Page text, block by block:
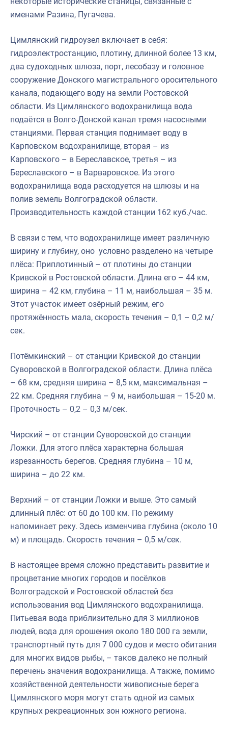
именами Разина, Пугачева.
Цимлянский гидроузел включает в себя:
гидроэлектростанцию, плотину, длинной более 13 км,
два судоходных шлюза, порт, лесобазу и головное
сооружение Донского магистрального оросительного
канала, подающего воду на земли Ростовской
области. Из Цимлянского водохранилища вода
подаётся в Волго-Донской канал тремя насосными
станциями. Первая станция поднимает воду в
Карповском водохранилище, вторая – из
Карповского – в Береславское, третья – из
Береславского – в Варваровское. Из этого
водохранилища вода расходуется на шлюзы и на
полив земель Волгоградской области.
Производительность каждой станции 162 куб./час.
В связи с тем, что водохранилище имеет различную
ширину и глубину, оно условно разделено на четыре
плёса: Приплотинный – от плотины до станции
Кривской в Ростовской области. Длина его – 44 км,
ширина – 42 км, глубина – 11 м, наибольшая – 35 м.
Этот участок имеет озёрный режим, его
протяжённость мала, скорость течения – 0,1 – 0,2 м/
сек.
Потёмкинский – от станции Кривской до станции
Суворовской в Волгоградской области. Длина плёса
– 68 км, средняя ширина – 8,5 км, максимальная –
22 км. Средняя глубина – 9 м, наибольшая – 15-20 м.
Проточность – 0,2 – 0,3 м/сек.
Чирский – от станции Суворовской до станции
Ложки. Для этого плёса характерна большая
изрезанность берегов. Средняя глубина – 10 м,
ширина – до 22 км.
Верхний – от станции Ложки и выше. Это самый
длинный плёс: от 60 до 100 км. По режиму
напоминает реку. Здесь изменчива глубина (около 10
м) и площадь. Скорость течения – 0,5 м/сек.
В настоящее время сложно представить развитие и
процветание многих городов и посёлков
Волгоградской и Ростовской областей без
использования вод Цимлянского водохранилища.
Питьевая вода приблизительно для 3 миллионов
людей, вода для орошения около 180 000 га земли,
транспортный путь для 7 000 судов и место обитания
для многих видов рыбы, – таков далеко не полный
перечень значения водохранилища. А также, помимо
хозяйственной деятельности живописные берега
Цимлянского моря могут стать одной из самых
крупных рекреационных зон южного региона.